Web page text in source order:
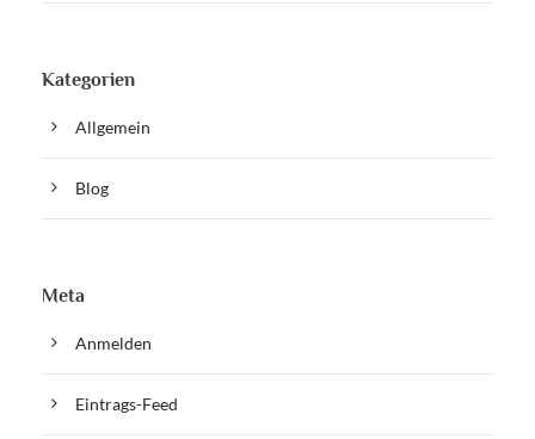
Kategorien
Allgemein
Blog
Meta
Anmelden
Eintrags-Feed